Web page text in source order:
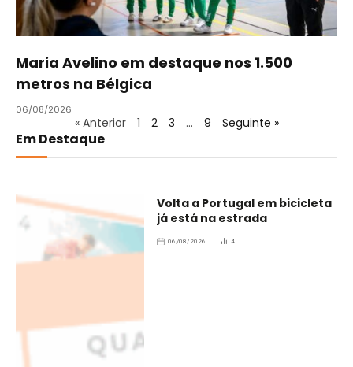
Maria Avelino em destaque nos 1.500
metros na Bélgica
06/08/2026
« Anterior 1 2 3 … 9 Seguinte »
Em Destaque
Volta a Portugal em bicicleta
já está na estrada
06/08/2026 4